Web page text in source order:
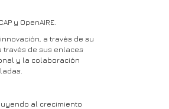
y OpenAIRE.
a través de su
través de sus enlaces
y la colaboración
al crecimiento